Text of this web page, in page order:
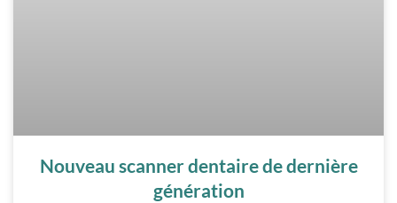
Nouveau scanner dentaire de dernière
génération